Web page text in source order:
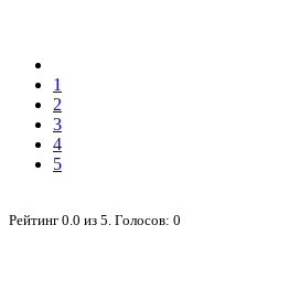
1
2
3
4
5
Рейтинг 0.0 из 5 . Голосов: 0